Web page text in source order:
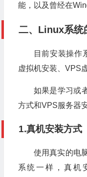
能，以及曾经在
二、Linux系统
目前安装操作
虚拟机安装、VPS
如果是学习或
方式和VPS服务器
1.真机安装方式
使用真实的电
系统一样，真机